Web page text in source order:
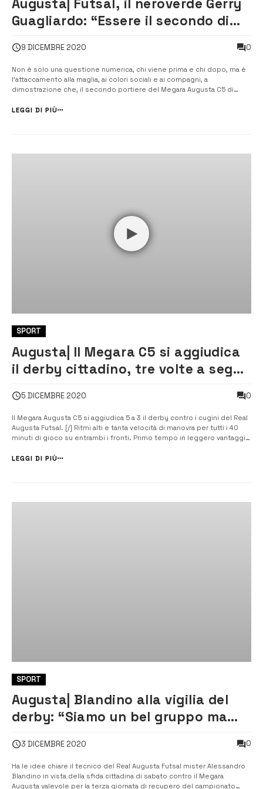
Augusta| Futsal, il neroverde Gerry
Guagliardo: “Essere il secondo di
9 DICEMBRE 2020 0
Non è solo una questione numerica, chi viene prima e chi dopo, ma è
l’attaccamento alla maglia, ai colori sociali e ai compagni, a
dimostrazione che, il secondo portiere del Megara Augusta C5 di
squadra. [/] “Essere il secondo di Guilherme per me […]
LEGGI DI PIÙ
SPORT
Augusta| Il Megara C5 si aggiudica
il derby cittadino, tre volte a segno
5 DICEMBRE 2020 0
Il Megara Augusta C5 si aggiudica 5 a 3 il derby contro i cugini del Real
Augusta Futsal. [/] Ritmi alti e tanta velocità di manovra per tutti i 40
minuti di gioco su entrambi i fronti. Primo tempo in leggero vantaggio
LEGGI DI PIÙ
SPORT
Augusta| Blandino alla vigilia del
derby: “Siamo un bel gruppo ma
3 DICEMBRE 2020 0
Ha le idee chiare il tecnico del Real Augusta Futsal mister Alessandro
Blandino in vista della sfida cittadina di sabato contro il Megara
Augusta valevole per la terza giornata di recupero del campionato